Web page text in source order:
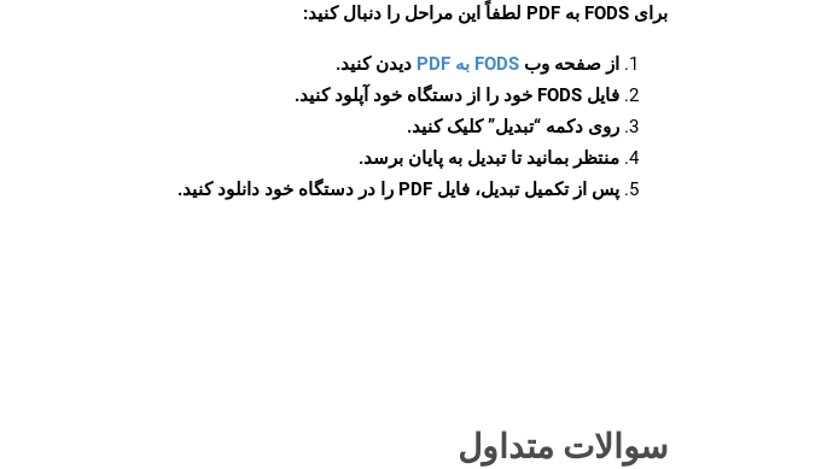
برای FODS به PDF لطفاً این مراحل را دنبال کنید:
از صفحه وب FODS به PDF
دیدن کنید.
فایل FODS خود را از دستگاه خود آپلود کنید.
روی دکمه “تبدیل”کلیک کنید.
منتظر بمانید تا تبدیل به پایان برسد.
پس از تکمیل تبدیل، فایل PDF را در دستگاه خود دانلود کنید.
سوالات متداول